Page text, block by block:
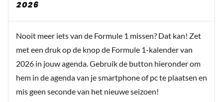
Meepraten? Dat kan! Je hoeft je alleen maar aan te
melden met een RN365-account.
INLOGGEN AANMELDEN
2026
Nooit meer iets van de Formule 1 missen? Dat kan! Zet
met een druk op de knop de Formule 1-kalender van
2026 in jouw agenda. Gebruik de button hieronder om
hem in de agenda van je smartphone of pc te plaatsen en
mis geen seconde van het nieuwe seizoen!